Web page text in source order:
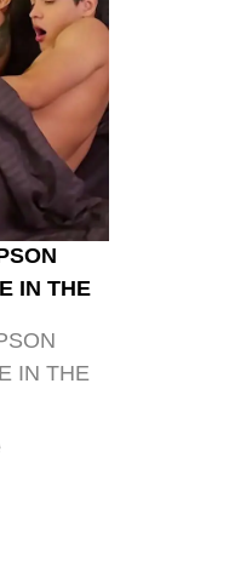
IN THE
IN THE